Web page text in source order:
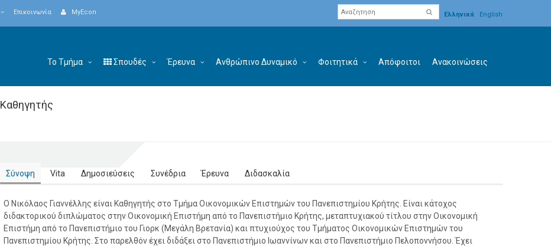
Επικοινωνία MyEcon Ελληνικά English
Το Τμήμα Σπουδές Έρευνα Ανθρώπινο Δυναμικό Φοιτητικά Απόφοιτοι Ανακοινώσεις
Καθηγητής
Σύνοψη Vita Δημοσιεύσεις Συνέδρια Έρευνα Διδασκαλία
Ο Νικόλαος Γιαννέλλης είναι Καθηγητής στο Τμήμα Οικονομικών Επιστημών του Πανεπιστημίου Κρήτης. Είναι κάτοχος
διδακτορικού διπλώματος στην Οικονομική Επιστήμη από το Πανεπιστήμιο Κρήτης, μεταπτυχιακού τίτλου στην Οικονομική
Επιστήμη από το Πανεπιστήμιο του Γιορκ (Μεγάλη Βρετανία) και πτυχιούχος του Τμήματος Οικονομικών Επιστημών του
Πανεπιστημίου Κρήτης. Στο παρελθόν έχει διδάξει στο Πανεπιστήμιο Ιωαννίνων και στο Πανεπιστήμιο Πελοποννήσου. Έχει